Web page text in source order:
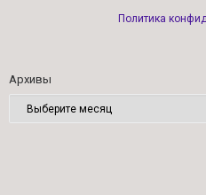
Политика
Архивы